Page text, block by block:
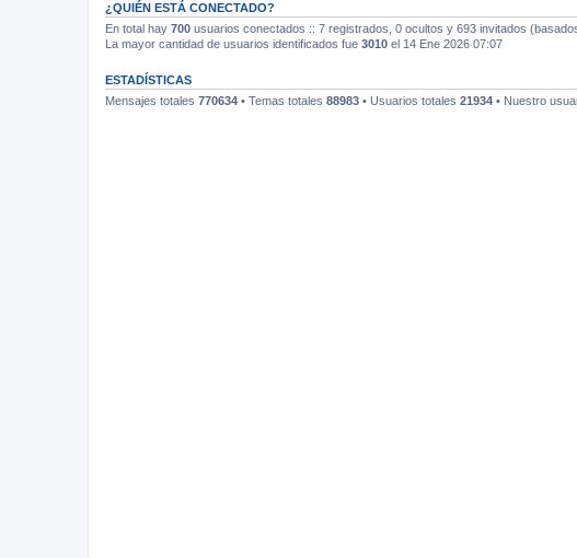
¿QUIÉN ESTÁ CONECTADO?
En total hay 700 usuarios conectados :: 7 registrados, 0 ocultos y 693 invitados
La mayor cantidad de usuarios identificados fue 3010 el 14 Ene 2026 07:07
ESTADÍSTICAS
Mensajes totales 770634 • Temas totales 88983 • Usuarios totales 21934 • Nuestro